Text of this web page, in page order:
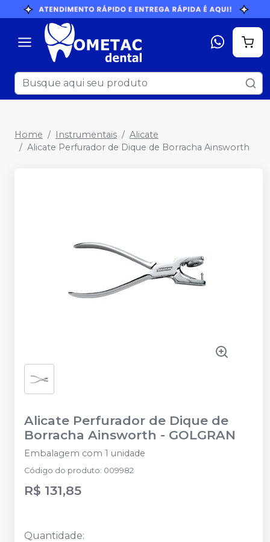
Home Instrumentais
Alicate
Alicate Perfurador de Dique de Borracha Ainsworth
Alicate Perfurador de Dique de
Borracha Ainsworth - GOLGRAN
Embalagem com 1 unidade
Código do produto: 009982
R$ 131,85
Quantidade: